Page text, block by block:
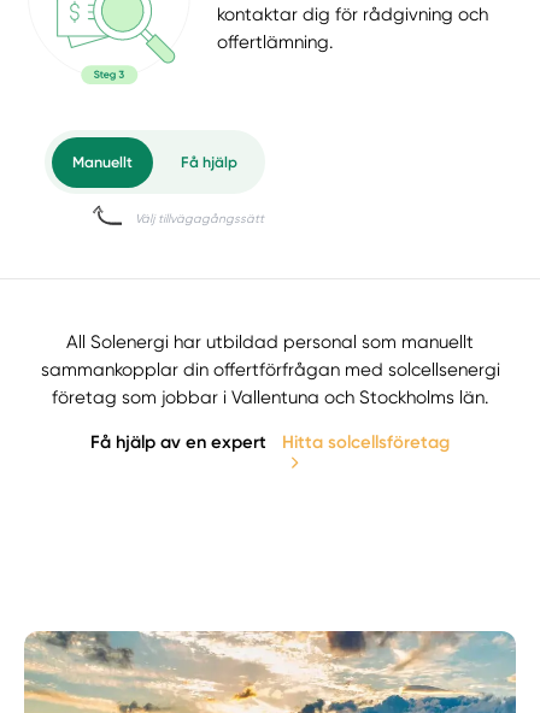
kontaktar dig för rådgivning och
offertlämning.
All Solenergi har utbildad personal som manuellt
sammankopplar din offertförfrågan med solcellsenergi
företag som jobbar i Vallentuna och Stockholms län.
Få hjälp av en expert Hitta solcellsföretag